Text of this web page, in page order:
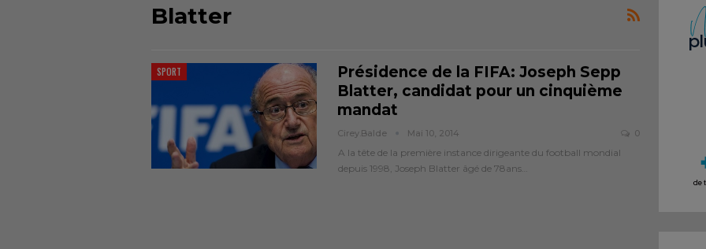
Blatter
SPORT
Présidence de la FIFA: Joseph Sepp
Blatter, candidat pour un cinquième
mandat
Cirey.balde Mai 10, 2014 0
A la tête de la première instance dirigeante du football mondial
depuis 1998, Joseph Blatter âgé de 78ans…